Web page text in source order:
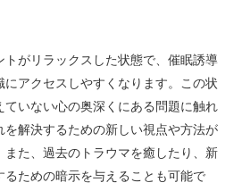
がリラックスした状態で、催眠誘導
アクセスしやすくなります。この状
いない心の奥深くにある問題に触れ
解決するための新しい視点や方法が
また、過去のトラウマを癒したり、新
るための暗示を与えることも可能で